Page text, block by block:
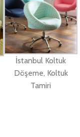
İstanbul Koltuk
Döşeme, Koltuk
Tamiri